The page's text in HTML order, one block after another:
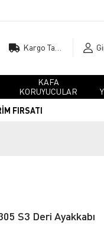
KAFA
KORUYUCULAR
FIRSATI
S3 Deri Ayakkabı